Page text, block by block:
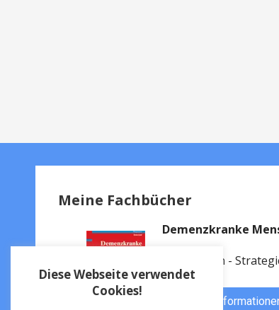
Meine Fachbücher
Demenzkranke
Grundlagen -
weitere
Diese Webseite verwendet
Cookies!